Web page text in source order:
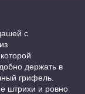
с
держать в
грифель.
штрихи и ровно